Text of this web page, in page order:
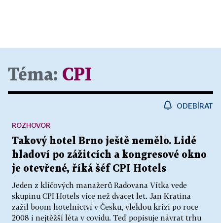
Téma: CPI
ODEBÍRAT
Takový hotel Brno ještě nemělo. Lidé
hladoví po zážitcích a kongresové okno
je otevřené, říká šéf CPI Hotels
Jeden z klíčových manažerů Radovana Vítka vede
skupinu CPI Hotels více než dvacet let. Jan Kratina
zažil boom hotelnictví v Česku, vleklou krizi po roce
2008 i nejtěžší léta v covidu. Teď popisuje návrat trhu
ROZHOVOR